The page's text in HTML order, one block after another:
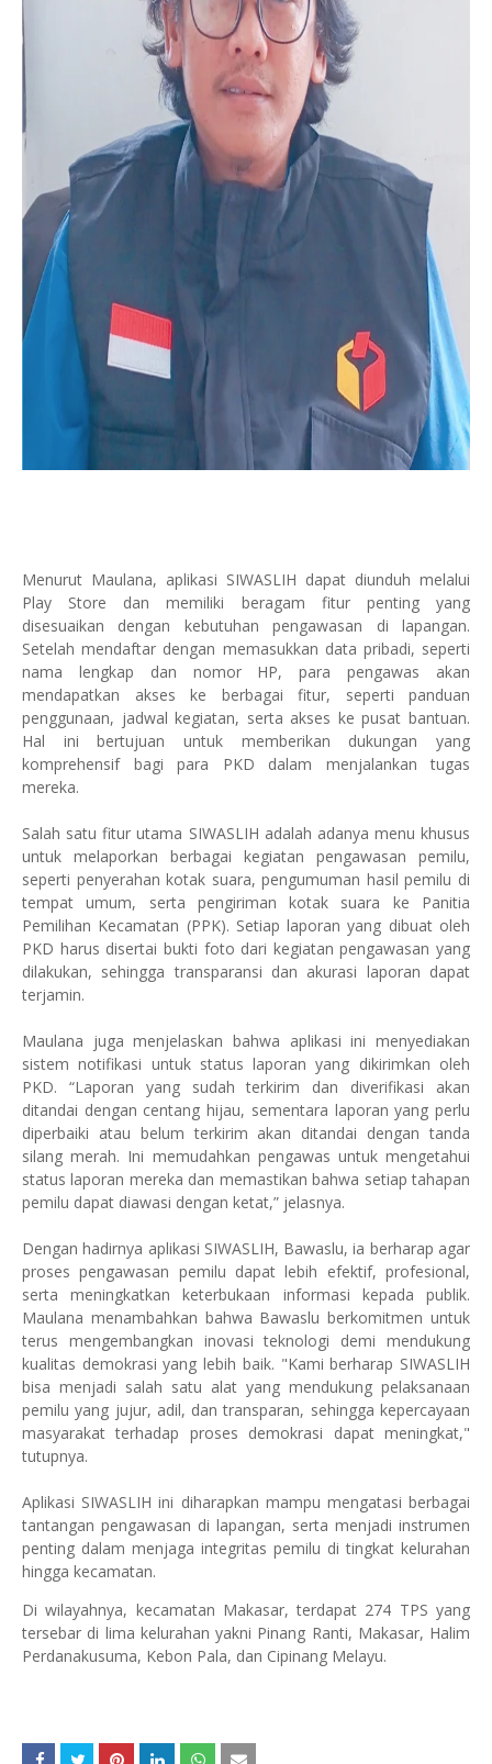
Menurut Maulana, aplikasi SIWASLIH dapat diunduh melalui
Play Store dan memiliki beragam fitur penting yang
disesuaikan dengan kebutuhan pengawasan di lapangan.
Setelah mendaftar dengan memasukkan data pribadi, seperti
nama lengkap dan nomor HP, para pengawas akan
mendapatkan akses ke berbagai fitur, seperti panduan
penggunaan, jadwal kegiatan, serta akses ke pusat bantuan.
Hal ini bertujuan untuk memberikan dukungan yang
komprehensif bagi para PKD dalam menjalankan tugas
mereka.
Salah satu fitur utama SIWASLIH adalah adanya menu khusus
untuk melaporkan berbagai kegiatan pengawasan pemilu,
seperti penyerahan kotak suara, pengumuman hasil pemilu di
tempat umum, serta pengiriman kotak suara ke Panitia
Pemilihan Kecamatan (PPK). Setiap laporan yang dibuat oleh
PKD harus disertai bukti foto dari kegiatan pengawasan yang
dilakukan, sehingga transparansi dan akurasi laporan dapat
terjamin.
Maulana juga menjelaskan bahwa aplikasi ini menyediakan
sistem notifikasi untuk status laporan yang dikirimkan oleh
PKD. “Laporan yang sudah terkirim dan diverifikasi akan
ditandai dengan centang hijau, sementara laporan yang perlu
diperbaiki atau belum terkirim akan ditandai dengan tanda
silang merah. Ini memudahkan pengawas untuk mengetahui
status laporan mereka dan memastikan bahwa setiap tahapan
pemilu dapat diawasi dengan ketat,” jelasnya.
Dengan hadirnya aplikasi SIWASLIH, Bawaslu, ia berharap agar
proses pengawasan pemilu dapat lebih efektif, profesional,
serta meningkatkan keterbukaan informasi kepada publik.
Maulana menambahkan bahwa Bawaslu berkomitmen untuk
terus mengembangkan inovasi teknologi demi mendukung
kualitas demokrasi yang lebih baik. "Kami berharap SIWASLIH
bisa menjadi salah satu alat yang mendukung pelaksanaan
pemilu yang jujur, adil, dan transparan, sehingga kepercayaan
masyarakat terhadap proses demokrasi dapat meningkat,"
tutupnya.
Aplikasi SIWASLIH ini diharapkan mampu mengatasi berbagai
tantangan pengawasan di lapangan, serta menjadi instrumen
penting dalam menjaga integritas pemilu di tingkat kelurahan
hingga kecamatan.
Di wilayahnya, kecamatan Makasar, terdapat 274 TPS yang
tersebar di lima kelurahan yakni Pinang Ranti, Makasar, Halim
Perdanakusuma, Kebon Pala, dan Cipinang Melayu.